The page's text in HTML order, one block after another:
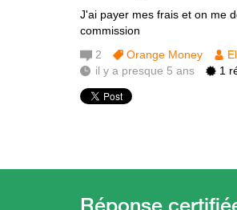
J'ai payer mes frais et on me
commission
2 Orange Money
il y a presque 5 ans
1